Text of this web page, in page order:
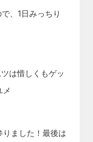
、1日みっちり
は惜しくもゲッ
メ
ました！最後は